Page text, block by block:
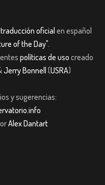
traducción oficial en español
of the Day".
políticas de uso creado
Jerry Bonnell (USRA)
y sugerencias:
Alex Dantart